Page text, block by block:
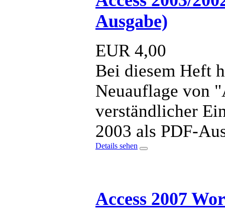
Ausgabe)
EUR4,00
Bei diesem Heft
Neuauflage von
verständlicher
2003 als PDF-
Details sehen
Access 2007